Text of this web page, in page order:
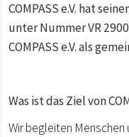
COMPASS e.V. hat
unter Nummer VR
COMPASS e.V. als
Was ist das Ziel von
Wir begleiten Menschen